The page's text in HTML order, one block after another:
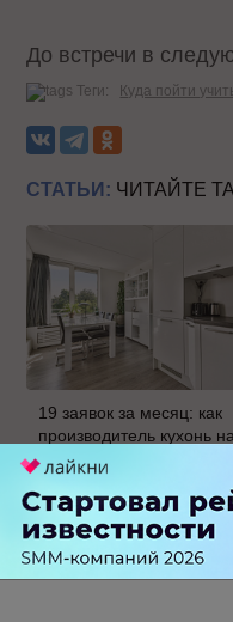
До встречи в
Теги: Куда пойти
СТАТЬИ: ЧИТАЙТЕ
19 заявок за месяц: как
производитель кухонь на
заказ протестировал
Авито Рекламу в Самаре